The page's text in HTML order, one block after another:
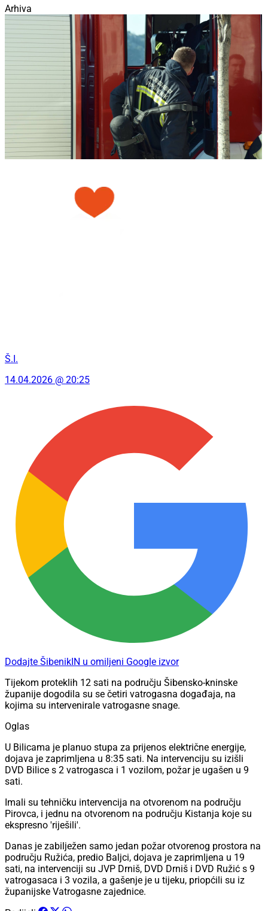
Arhiva
Š.I.
14.04.2026 @ 20:25
Dodajte ŠibenikIN u omiljeni Google izvor
Tijekom proteklih 12 sati na području Šibensko-kninske
županije dogodila su se četiri vatrogasna događaja, na
kojima su intervenirale vatrogasne snage.
Oglas
U Bilicama je planuo stupa za prijenos električne energije,
dojava je zaprimljena u 8:35 sati. Na intervenciju su izišli
DVD Bilice s 2 vatrogasca i 1 vozilom, požar je ugašen u 9
sati.
Imali su tehničku intervencija na otvorenom na području
Pirovca, i jednu na otvorenom na području Kistanja koje su
ekspresno 'riješili'.
Danas je zabilježen samo jedan požar otvorenog prostora na
području Ružića, predio Baljci, dojava je zaprimljena u 19
sati, na intervenciji su JVP Drniš, DVD Drniš i DVD Ružić s 9
vatrogasaca i 3 vozila, a gašenje je u tijeku, priopćili su iz
županijske Vatrogasne zajednice.